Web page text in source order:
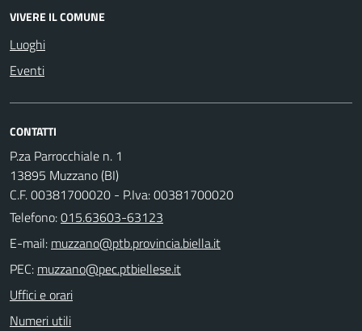
VIVERE IL COMUNE
Luoghi
Eventi
CONTATTI
P.za Parrocchiale n. 1
13895 Muzzano (BI)
C.F. 00381700020 - P.Iva: 00381700020
Telefono:015.63603-63123
E-mail:
PEC:
Uffici e orari
Numeri utili